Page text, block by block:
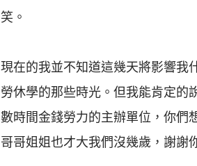
笑。
現在的我並不知道這幾天將影響我
勞休學的那些時光。但我能肯定的
數時間金錢勞力的主辦單位，你們
哥哥姐姐也才大我們沒幾歲，謝謝